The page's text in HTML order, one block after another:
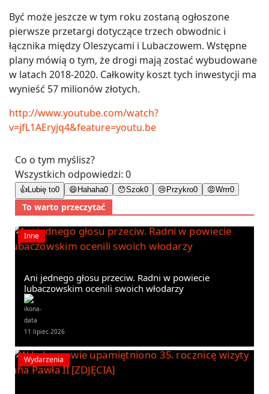
Być może jeszcze w tym roku zostaną ogłoszone
pierwsze przetargi dotyczące trzech obwodnic i
łącznika między Oleszycami i Lubaczowem. Wstępne
plany mówią o tym, że drogi mają zostać wybudowane
w latach 2018-2020. Całkowity koszt tych inwestycji ma
wynieść 57 milionów złotych.
http://www.youtube.com/watch?
v=jfL1AEryjq4&feature=youtu.be
Co o tym myślisz?
Wszystkich odpowiedzi: 0
👍Lubię to0 😄Hahaha0 😯Szok0 😢Przykro0 😡Wrrr0
To warto przeczytać
Inne
Ani jednego głosu przeciw. Radni w powiecie
lubaczowskim ocenili swoich włodarzy
11 lipiec 2026
Wydarzenia